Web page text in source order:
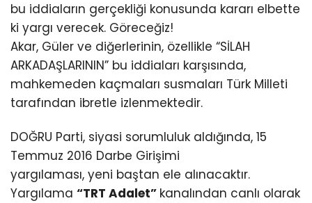
bu iddiaların gerçekliği konusunda kararı elbette
ki yargı verecek. Göreceğiz!
Akar, Güler ve diğerlerinin, özellikle “SİLAH
ARKADAŞLARININ” bu iddiaları karşısında,
mahkemeden kaçmaları susmaları Türk Milleti
tarafından ibretle izlenmektedir.
DOĞRU Parti, siyasi sorumluluk aldığında, 15
Temmuz 2016 Darbe Girişimi
yargılaması, yeni baştan ele alınacaktır.
Yargılama “TRT Adalet” kanalından canlı olarak